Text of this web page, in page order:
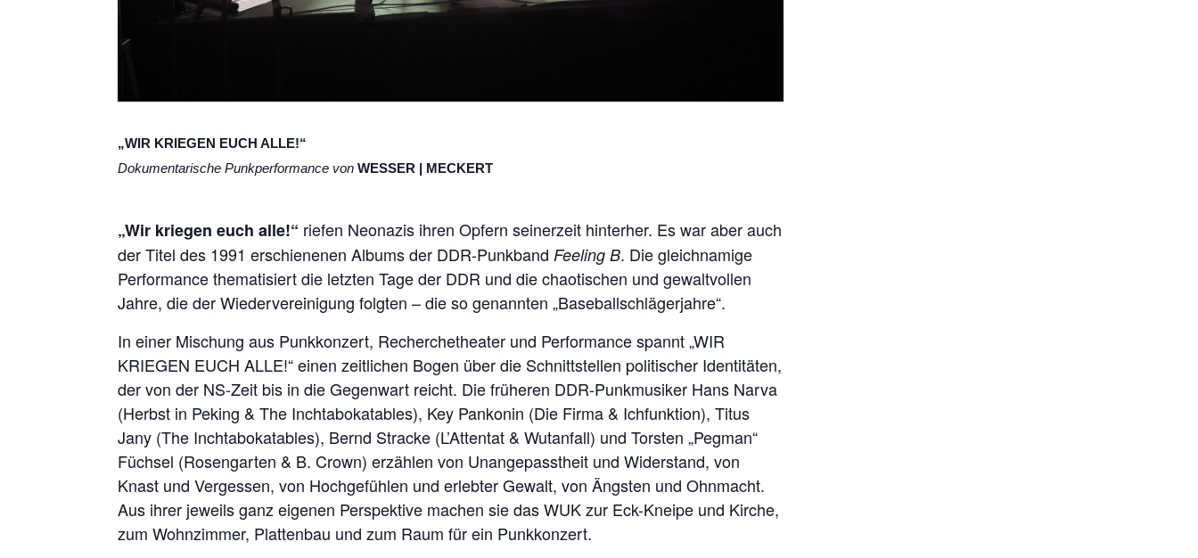
„WIR KRIEGEN EUCH ALLE!“
Dokumentarische Punkperformance von WESSER | MECKERT
„Wir kriegen euch alle!“ riefen Neonazis ihren Opfern seinerzeit hinterher. Es war aber auch
der Titel des 1991 erschienenen Albums der DDR-Punkband Feeling B. Die gleichnamige
Performance thematisiert die letzten Tage der DDR und die chaotischen und gewaltvollen
Jahre, die der Wiedervereinigung folgten – die so genannten „Baseballschlägerjahre“.
In einer Mischung aus Punkkonzert, Recherchetheater und Performance spannt „WIR
KRIEGEN EUCH ALLE!“ einen zeitlichen Bogen über die Schnittstellen politischer Identitäten,
der von der NS-Zeit bis in die Gegenwart reicht. Die früheren DDR-Punkmusiker Hans Narva
(Herbst in Peking & The Inchtabokatables), Key Pankonin (Die Firma & Ichfunktion), Titus
Jany (The Inchtabokatables), Bernd Stracke (L’Attentat & Wutanfall) und Torsten „Pegman“
Füchsel (Rosengarten & B. Crown) erzählen von Unangepasstheit und Widerstand, von
Knast und Vergessen, von Hochgefühlen und erlebter Gewalt, von Ängsten und Ohnmacht.
Aus ihrer jeweils ganz eigenen Perspektive machen sie das WUK zur Eck-Kneipe und Kirche,
zum Wohnzimmer, Plattenbau und zum Raum für ein Punkkonzert.